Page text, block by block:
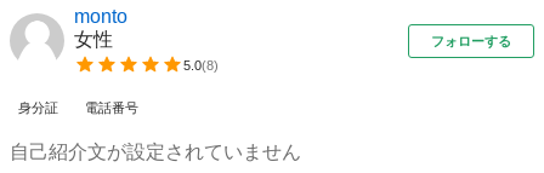
monto
女性
5.0(8)
フォローする
身分証 電話番号
自己紹介文が設定されていません